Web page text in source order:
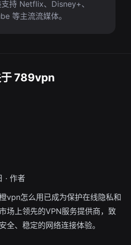
持 Netflix、Disney+、
等主流流媒体。
789vpn
· 作者
vpn怎么用已成为保护在线隐私和
场上领先的VPN服务提供商，致
全、稳定的网络连接体验。